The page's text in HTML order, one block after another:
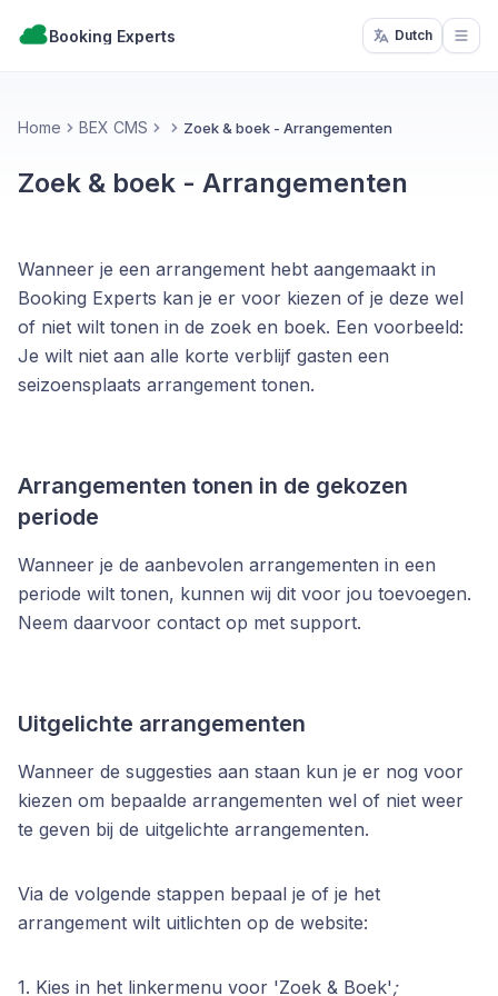
Booking Experts Dutch
Home BEX CMS Zoek & boek - Arrangementen
Zoek & boek - Arrangementen
Wanneer je een arrangement hebt aangemaakt in
Booking Experts kan je er voor kiezen of je deze wel
of niet wilt tonen in de zoek en boek. Een voorbeeld:
Je wilt niet aan alle korte verblijf gasten een
seizoensplaats arrangement tonen.
Arrangementen tonen in de gekozen
periode
Wanneer je de aanbevolen arrangementen in een
periode wilt tonen, kunnen wij dit voor jou toevoegen.
Neem daarvoor contact op met support.
Uitgelichte arrangementen
Wanneer de suggesties aan staan kun je er nog voor
kiezen om bepaalde arrangementen wel of niet weer
te geven bij de uitgelichte arrangementen.
Via de volgende stappen bepaal je of je het
arrangement wilt uitlichten op de website:
1. Kies in het linkermenu voor 'Zoek & Boek';